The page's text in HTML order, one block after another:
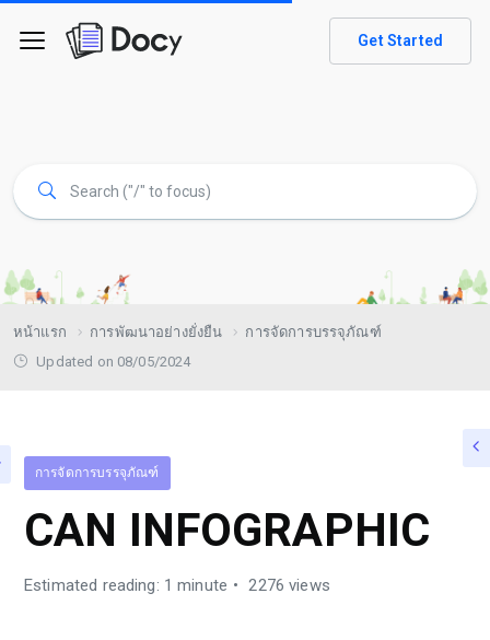
Get Started
หน้าแรก การพัฒนาอย่างยั่งยืน
การจัดการบรรจุภัณฑ์
Updated on 08/05/2024
การจัดการบรรจุภัณฑ์
CAN INFOGRAPHIC
Estimated reading: 1 minute 2276 views